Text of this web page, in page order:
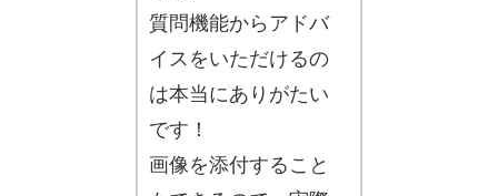
質問機能からアドバ
イスをいただけるの
は本当にありがたい
です！
画像を添付すること